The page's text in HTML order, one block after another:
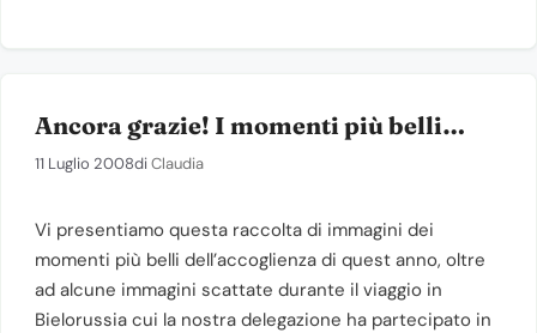
Ancora grazie! I momenti più belli…
11 Luglio 2008diClaudia
Vi presentiamo questa raccolta di immagini dei
momenti più belli dell’accoglienza di quest anno, oltre
ad alcune immagini scattate durante il viaggio in
Bielorussia cui la nostra delegazione ha partecipato in